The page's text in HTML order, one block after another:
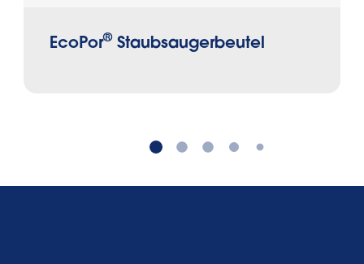
EcoPor® Staubsaugerbeutel